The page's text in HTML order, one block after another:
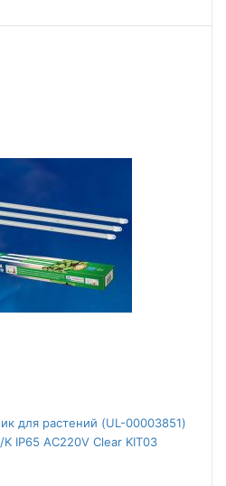
для растений (UL-00003851)
IP65 AC220V Clear KIT03